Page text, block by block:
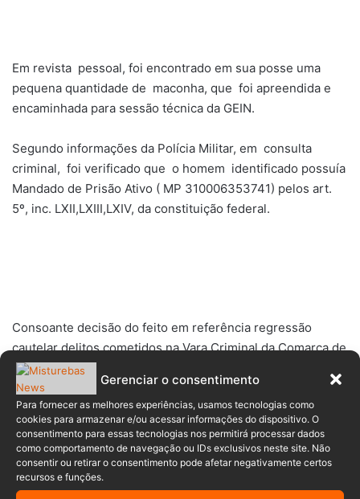
Gerenciar o consentimento
Para fornecer as melhores experiências, usamos tecnologias como
cookies para armazenar e/ou acessar informações do dispositivo. O
consentimento para essas tecnologias nos permitirá processar dados
como comportamento de navegação ou IDs exclusivos neste site. Não
consentir ou retirar o consentimento pode afetar negativamente certos
recursos e funções.
Em revista pessoal, foi encontrado em sua posse uma
pequena quantidade de maconha, que foi apreendida e
encaminhada para sessão técnica da GEIN.
Segundo informações da Polícia Militar, em consulta
criminal, foi verificado que o homem identificado possuía
Mandado de Prisão Ativo ( MP 310006353741) pelos art.
5º, inc. LXII,LXIII,LXIV, da constituição federal.
Consoante decisão do feito em referência regressão
cautelar delitos cometidos na Vara Criminal da Comarca de
Canoinhas art. 163.unico, III c/ c art. 69 caput; Art. 129, § 9º
c/c art. 71, caput; Art. 331 e Art. 147, caput do CP.
Diante dos fatos, foi dado voz de prisão e em seguida
conduzido até a unidade prisional de Indaial.